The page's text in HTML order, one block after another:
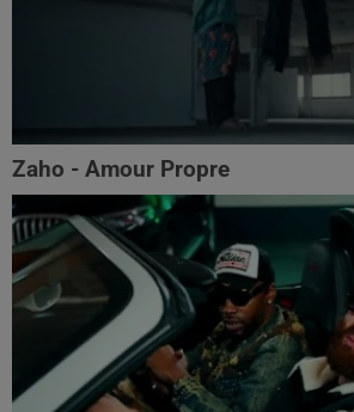
Zaho - Amour Propre